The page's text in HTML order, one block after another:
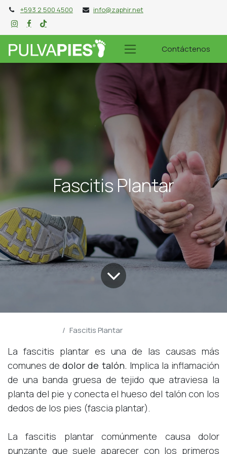
+593 2 500 4500 info@zaphir.net
Contáctenos
Fascitis Plantar
Fascitis Plantar
La fascitis plantar es una de las causas más
comunes de dolor de talón. Implica la inflamación
de una banda gruesa de tejido que atraviesa la
planta del pie y conecta el hueso del talón con los
dedos de los pies (fascia plantar).
La fascitis plantar comúnmente causa dolor
punzante que suele aparecer con los primeros